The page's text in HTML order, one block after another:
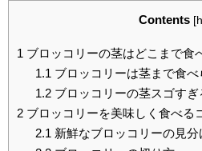
Contents [
1 ブロッコリーの茎はどこまで食
1.1 ブロッコリーは茎まで食
1.2ブロッコリーの茎スゴすぎ
2 ブロッコリーを美味しく食べる
2.1 新鮮なブロッコリーの見分